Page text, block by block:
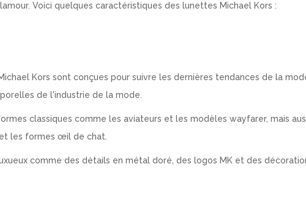
Voici quelques caractéristiques des lunettes Michael Kors :
Kors sont conçues pour suivre les dernières tendances de la
de l'industrie de la mode.
classiques comme les aviateurs et les modèles wayfarer, mais
les formes œil de chat.
comme des détails en métal doré, des logos MK et des